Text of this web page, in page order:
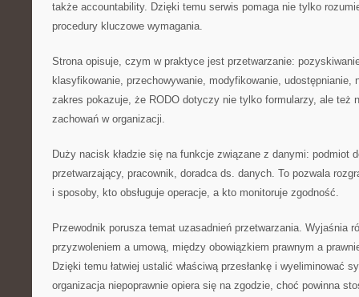
także accountability. Dzięki temu serwis pomaga nie tylko
procedury kluczowe wymagania.
Strona opisuje, czym w praktyce jest przetwarzanie:
klasyfikowanie, przechowywanie, modyfikowanie, udostępnianie,
zakres pokazuje, że RODO dotyczy nie tylko formularzy, ale też
zachowań w organizacji.
Duży nacisk kładzie się na funkcje związane z danymi: podmiot
przetwarzający, pracownik, doradca ds. danych. To pozwala
i sposoby, kto obsługuje operacje, a kto monitoruje zgodność.
Przewodnik porusza temat uzasadnień przetwarzania. Wyjaśnia
przyzwoleniem a umową, między obowiązkiem prawnym a
Dzięki temu łatwiej ustalić właściwą przesłankę i wyeliminować
organizacja niepoprawnie opiera się na zgodzie, choć powinna